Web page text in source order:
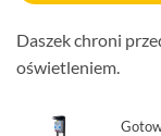
Daszek chroni
oświetleniem.